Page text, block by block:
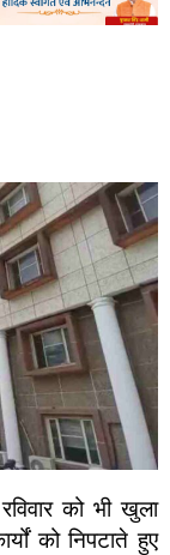
को भी खुला
को निपटाते हुए